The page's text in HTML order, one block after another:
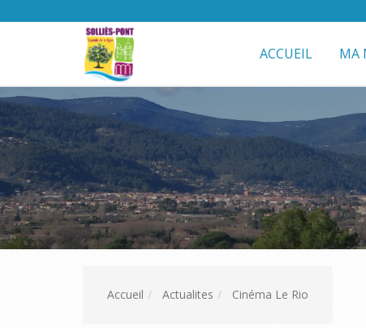
ACCUEIL MA
Accueil Actualites Cinéma Le Rio